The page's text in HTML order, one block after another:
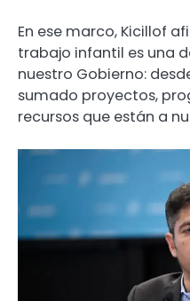
En ese marco, Kicillof
trabajo infantil es una
nuestro Gobierno:
sumado proyectos,
recursos que están a